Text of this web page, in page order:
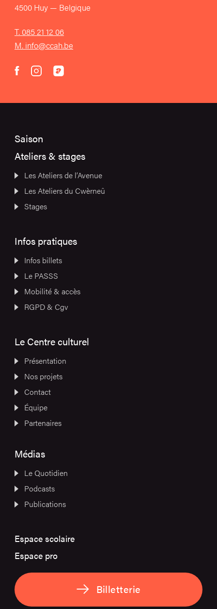
4500 Huy — Belgique
T. 085 21 12 06
M. info@ccah.be
facebook
instagram
acast
Saison
Ateliers & stages
Les Ateliers de l’Avenue
Les Ateliers du Cwèrneû
Stages
Infos pratiques
Infos billets
Le PASSS
Mobilité & accès
RGPD & Cgv
Le Centre culturel
Présentation
Nos projets
Contact
Équipe
Partenaires
Médias
Le Quotidien
Podcasts
Publications
Espace scolaire
Espace pro
Billetterie